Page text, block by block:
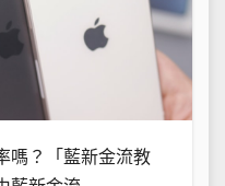
嗎？「藍新金流教